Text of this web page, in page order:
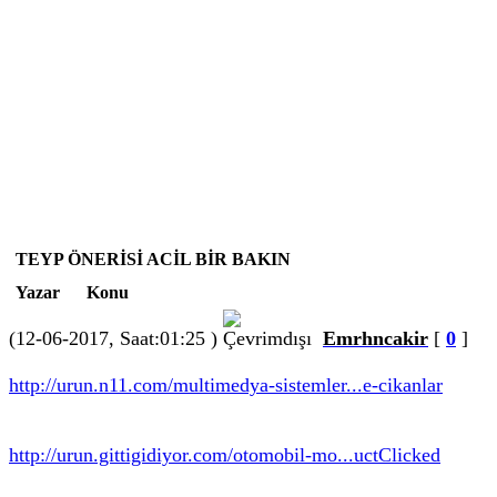
TEYP ÖNERİSİ ACİL BİR BAKIN
Yazar
Konu
(12-06-2017, Saat:01:25 ) Emrhncakir [ 0 ]
http://urun.n11.com/multimedya-sistemler...e-cikanlar
http://urun.gittigidiyor.com/otomobil-mo...uctClicked